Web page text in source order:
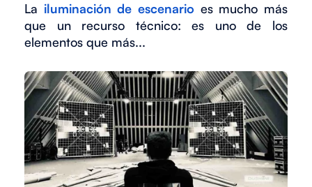
La iluminación de escenario es mucho más
que un recurso técnico: es uno de los
elementos que más...